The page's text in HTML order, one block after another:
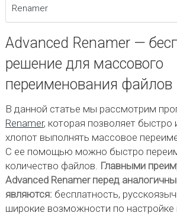
Renamer
Advanced Renamer —
решение для массового
переименования файлов
В данной статье мы рассмотрим
Renamer, которая позволяет быстро
хлопот выполнять массовое
С ее помощью можно быстро
количество файлов. Главными
Advanced Renamer перед
являются: бесплатность,
широкие возможности по настройке